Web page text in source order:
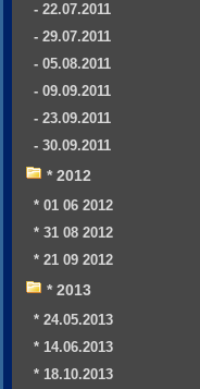
- 22.07.2011
- 29.07.2011
- 05.08.2011
- 09.09.2011
- 23.09.2011
- 30.09.2011
* 2012
* 01 06 2012
* 31 08 2012
* 21 09 2012
* 2013
* 24.05.2013
* 14.06.2013
* 18.10.2013